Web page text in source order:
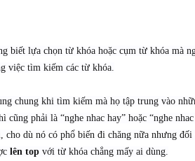
lựa chọn từ khóa hoặc cụm từ khóa mà
việc tìm kiếm các từ khóa.
chung khi tìm kiếm mà họ tập trung vào
phải là “nghe nhac hay” hoặc “nghe
dù nó có phổ biến đi chăng nữa nhưng
lên top với từ khóa chẳng mấy ai dùng.